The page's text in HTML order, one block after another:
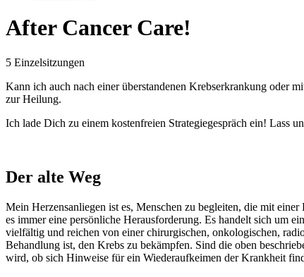
After Cancer Care!
5 Einzelsitzungen
Kann ich auch nach einer überstandenen Krebserkrankung oder
zur Heilung.
Ich lade Dich zu einem kostenfreien Strategiegespräch ein! Lass
Der alte Weg
Mein Herzensanliegen ist es, Menschen zu begleiten, die mit
es immer eine persönliche Herausforderung. Es handelt sich um
vielfältig und reichen von einer chirurgischen, onkologischen,
Behandlung ist, den Krebs zu bekämpfen. Sind die oben
wird, ob sich Hinweise für ein Wiederaufkeimen der Krankheit